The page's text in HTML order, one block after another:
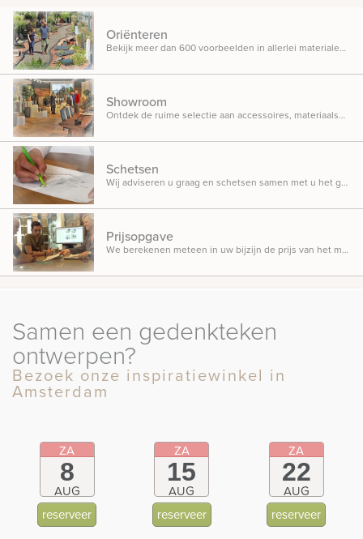
Oriënteren
Bekijk meer dan 600 voorbeelden in allerlei materialen, ontwerpen en designs opgesteld in onze inspiratietuin.
Showroom
Ontdek de ruime selectie aan accessoires, materiaalsoorten en beletteringsmogelijkheden.
Schetsen
Wij adviseren u graag en schetsen samen met u het gedenkteken dat u in gedachten heeft.
Prijsopgave
We berekenen meteen in uw bijzijn de prijs van het monument, zodat u weet waar u aan toe bent.
Samen een gedenkteken
ontwerpen?
Bezoek onze inspiratiewinkel in
Amsterdam
ZA
8
AUG
reserveer
ZA
15
AUG
reserveer
ZA
22
AUG
reserveer